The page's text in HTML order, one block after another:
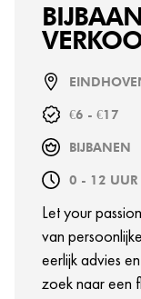
€6 - €17
BIJBANEN
0 - 12 UUR
Let your
van
eerlijk advies
zoek naar een